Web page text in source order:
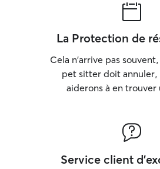
La Protection de
Cela n'arrive pas
pet sitter doit annuler,
aiderons à en trouver
Service client